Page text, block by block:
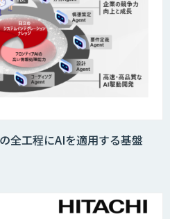
全工程にAIを適用する基盤